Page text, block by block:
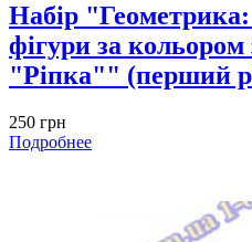
Набір
фігури за
"Ріпка"" (перший
250 грн
Подробнее